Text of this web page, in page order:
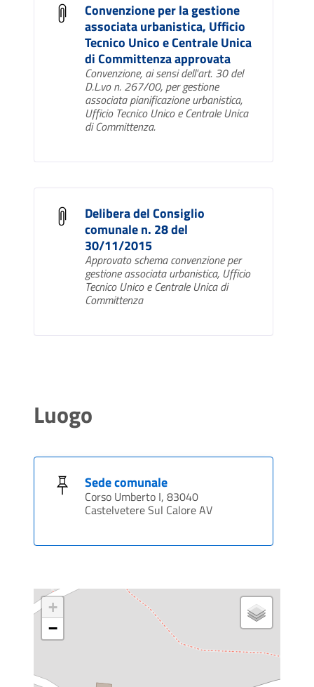
Convenzione per la gestione
associata urbanistica, Ufficio
Tecnico Unico e Centrale Unica
di Committenza approvata
Convenzione, ai sensi dell'art. 30 del
D.L.vo n. 267/00, per gestione
associata pianificazione urbanistica,
Ufficio Tecnico Unico e Centrale Unica
di Committenza.
Delibera del Consiglio
comunale n. 28 del
30/11/2015
Approvato schema convenzione per
gestione associata urbanistica, Ufficio
Tecnico Unico e Centrale Unica di
Committenza
Luogo
Sede comunale
Corso Umberto I, 83040
Castelvetere Sul Calore AV
+
−